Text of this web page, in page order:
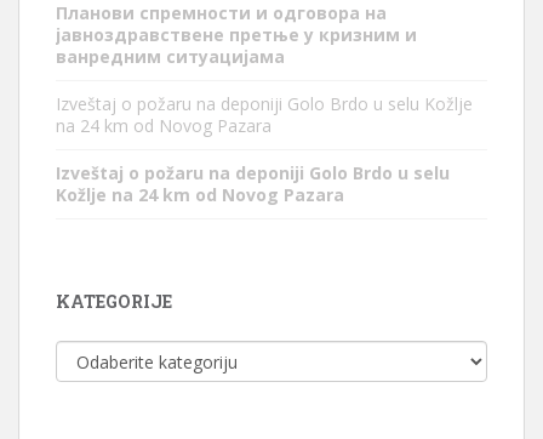
Планови спремности и одговора на
јавноздравствене претње у кризним и
ванредним ситуацијама
Izveštaj o požaru na deponiji Golo Brdo u selu Kožlje
na 24 km od Novog Pazara
Izveštaj o požaru na deponiji Golo Brdo u selu
Kožlje na 24 km od Novog Pazara
KATEGORIJE
Kategorije